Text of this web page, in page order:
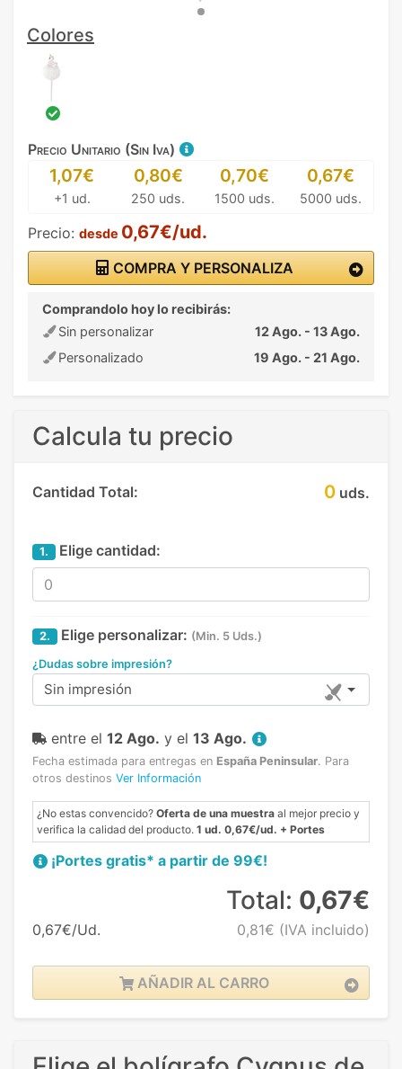
Colores
Precio Unitario (Sin Iva)
1,07€
+1 ud.
0,80€
250 uds.
0,70€
1500 uds.
0,67€
5000 uds.
Precio: desde 0,67€/ud.
COMPRA Y PERSONALIZA
Comprandolo hoy lo recibirás:
Sin personalizar
12 Ago. - 13 Ago.
Personalizado
19 Ago. - 21 Ago.
Calcula tu precio
Cantidad Total: 0 uds.
1. Elige cantidad:
2. Elige personalizar: (Min. 5 Uds.)
¿Dudas sobre impresión?
Sin impresión
entre el 12 Ago. y el 13 Ago.
Fecha estimada para entregas en España Peninsular. Para
otros destinos Ver Información
¿No estas convencido? Oferta de una muestra al mejor precio y
verifica la calidad del producto. 1 ud. 0,67€/ud. + Portes
¡Portes gratis* a partir de 99€!
0,67€/Ud.
Total: 0,67€
0,81€ (IVA incluido)
AÑADIR AL CARRO